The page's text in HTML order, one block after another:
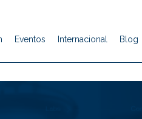
Eventos Internacional Blog